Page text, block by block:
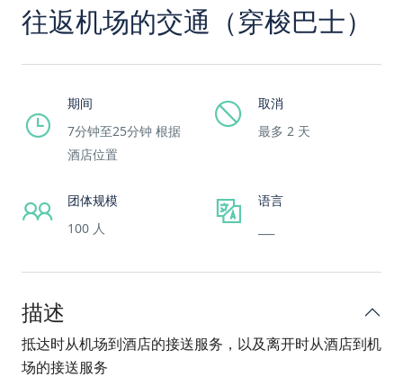
往返机场的交通（穿梭巴士）
期间
7分钟至25分钟 根据
酒店位置
取消
最多 2 天
团体规模
100 人
语言
描述
抵达时从机场到酒店的接送服务，以及离开时从酒店到机
场的接送服务